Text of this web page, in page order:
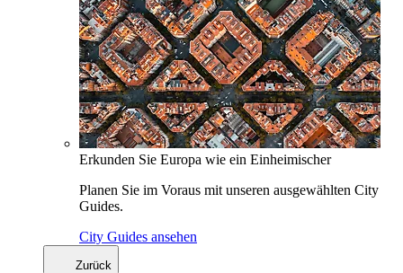
Erkunden Sie Europa wie ein Einheimischer
Planen Sie im Voraus mit unseren ausgewählten City
Guides.
City Guides ansehen
Zurück